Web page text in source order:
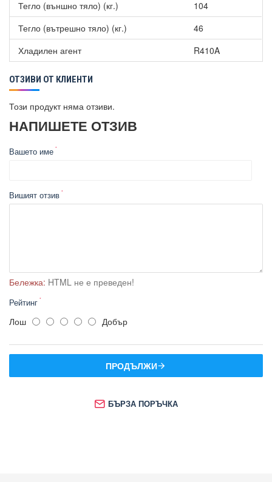
Тегло (външно тяло) (кг.)
104
Тегло (вътрешно тяло) (кг.)
46
Хладилен агент
R410A
ОТЗИВИ ОТ КЛИЕНТИ
Този продукт няма отзиви.
НАПИШЕТЕ ОТЗИВ
Вашето име
Вишият отзив
Бележка: HTML не е преведен!
Рейтинг
Лош Добър
ПРОДЪЛЖИ
БЪРЗА ПОРЪЧКА